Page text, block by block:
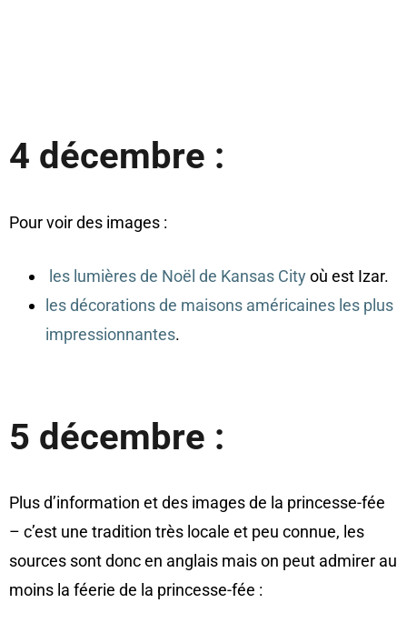
4 décembre :
Pour voir des images :
les lumières de Noël de Kansas Cityoù est Izar.
les décorations de maisons américaines les plus
impressionnantes.
5 décembre :
Plus d’information et des images de la princesse-fée
– c’est une tradition très locale et peu connue, les
sources sont donc en anglais mais on peut admirer au
moins la féerie de la princesse-fée :